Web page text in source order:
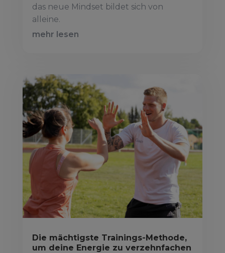
das neue Mindset bildet sich von
alleine.
mehr lesen
Die mächtigste Trainings-Methode,
um deine Energie zu verzehnfachen